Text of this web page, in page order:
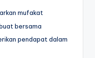
mufakat
bersama
pendapat dalam